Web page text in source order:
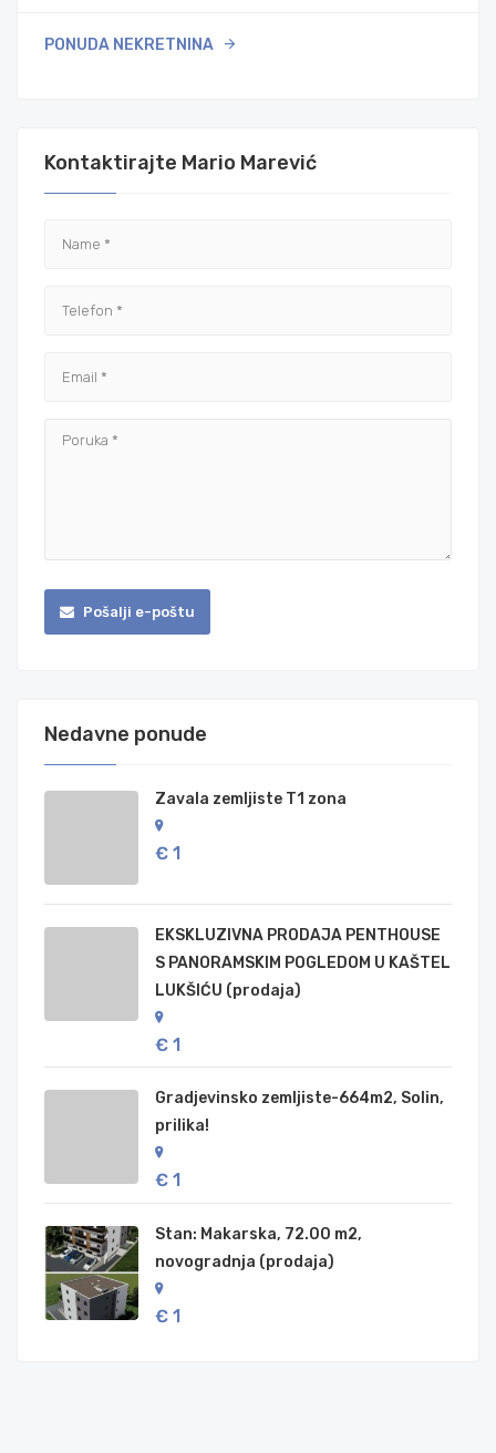
PONUDA NEKRETNINA
Kontaktirajte Mario Marević
Pošalji e-poštu
Nedavne ponude
Zavala zemljiste T1 zona
€ 1
EKSKLUZIVNA PRODAJA PENTHOUSE
S PANORAMSKIM POGLEDOM U KAŠTEL
LUKŠIĆU (prodaja)
€ 1
Gradjevinsko zemljiste-664m2, Solin,
prilika!
€ 1
Stan: Makarska, 72.00 m2,
novogradnja (prodaja)
€ 1